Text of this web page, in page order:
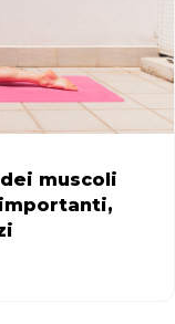
muscoli